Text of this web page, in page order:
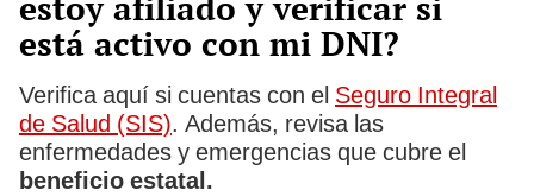
está activo con mi DNI?
Verifica aquí si cuentas con el Seguro Integral
de Salud (SIS). Además, revisa las
enfermedades y emergencias que cubre el
beneficio estatal.